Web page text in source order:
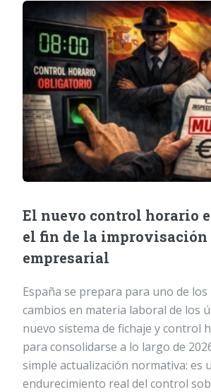
El nuevo control horario
el fin de la improvisación
empresarial
España se prepara para uno de los
cambios en materia laboral de los
nuevo sistema de fichaje y control
para consolidarse a lo largo de
simple actualización normativa: es
endurecimiento real del control